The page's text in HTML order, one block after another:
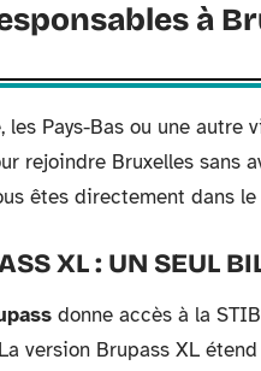
à
les Pays-Bas ou une
rejoindre Bruxelles sans
êtes directement dans
XL : UN SEUL
donne accès à la
version Brupass XL